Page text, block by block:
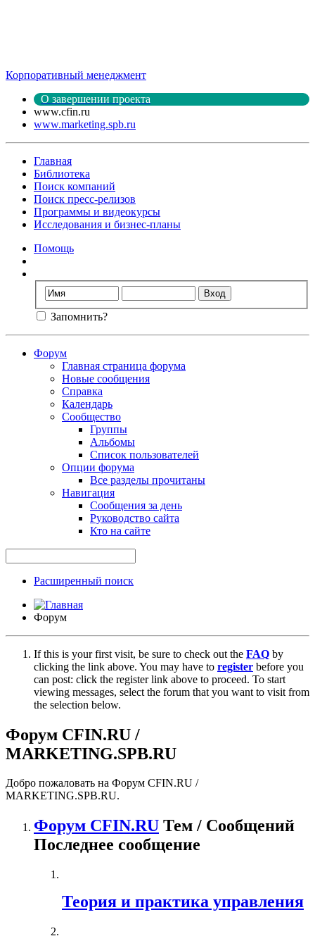
Корпоративный менеджмент
О завершении проекта
www.cfin.ru
www.marketing.spb.ru
Главная
Библиотека
Поиск компаний
Поиск пресс-релизов
Программы и видеокурсы
Исследования и бизнес-планы
Помощь
Запомнить?
Форум
Главная страница форума
Новые сообщения
Справка
Календарь
Сообщество
Группы
Альбомы
Список пользователей
Опции форума
Все разделы прочитаны
Навигация
Сообщения за день
Руководство сайта
Кто на сайте
Расширенный поиск
Форум
If this is your first visit, be sure to check out the FAQ by
clicking the link above. You may have to register before you
can post: click the register link above to proceed. To start
viewing messages, select the forum that you want to visit from
the selection below.
Форум CFIN.RU /
MARKETING.SPB.RU
Добро пожаловать на Форум CFIN.RU /
MARKETING.SPB.RU.
Форум CFIN.RU Тем / Сообщений
Последнее сообщение
Теория и практика управления